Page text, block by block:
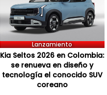
Lanzamiento
Kia Seltos 2026 en Colombia:
se renueva en diseño y
tecnología el conocido SUV
coreano